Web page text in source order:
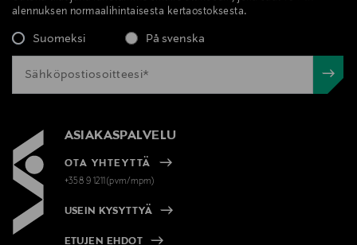
alennuksen normaalihintaisesta kertaostoksesta.
Suomeksi På svenska
ASIAKASPALVELU
OTA YHTEYTTÄ
+358 9 1211(pvm/mpm)
USEIN KYSYTTYÄ
ETUJEN EHDOT